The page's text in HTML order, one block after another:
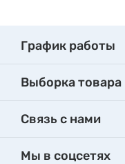
График работы
Выборка товара
Связь с нами
Мы в соцсетях